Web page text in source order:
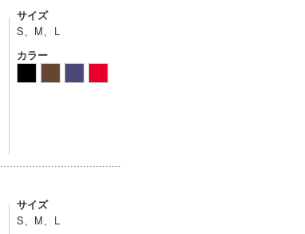
サイズ
S、M、L
カラー
サイズ
S、M、L